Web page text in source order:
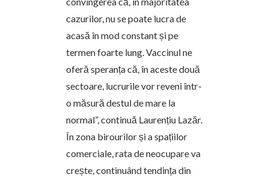
cazurilor, nu se poate lucra de
acasă în mod constant și pe
termen foarte lung. Vaccinul ne
oferă speranța că, în aceste două
sectoare, lucrurile vor reveni într-
o măsură destul de mare la
normal”, continuă Laurențiu Lazăr.
În zona birourilor și a spațiilor
comerciale, rata de neocupare va
crește, continuând tendința din